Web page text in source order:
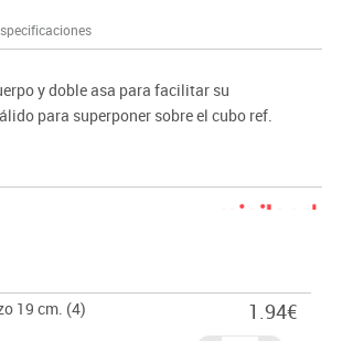
y doble asa para facilitar su
para superponer sobre el cubo ref.
19 cm. (4)
1.94€